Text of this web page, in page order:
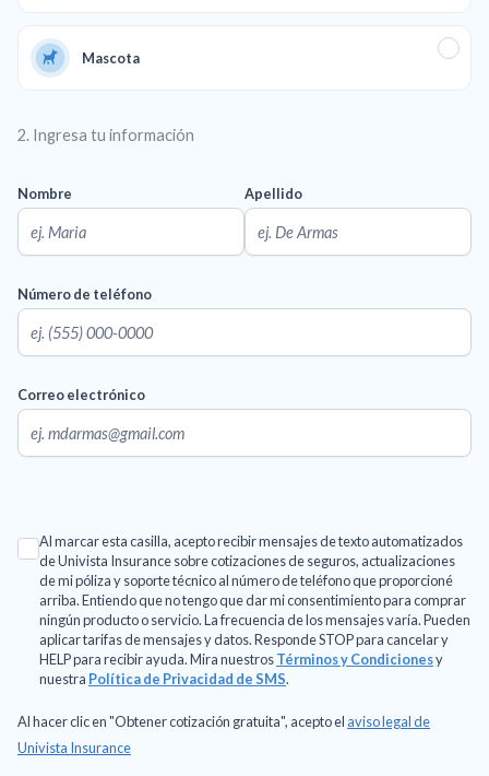
Mascota
2. Ingresa tu información
Nombre Apellido
Número de teléfono
Correo electrónico
Al marcar esta casilla, acepto recibir mensajes de texto automatizados
de Univista Insurance sobre cotizaciones de seguros, actualizaciones
de mi póliza y soporte técnico al número de teléfono que proporcioné
arriba. Entiendo que no tengo que dar mi consentimiento para comprar
ningún producto o servicio. La frecuencia de los mensajes varía. Pueden
aplicar tarifas de mensajes y datos. Responde STOP para cancelar y
HELP para recibir ayuda. Mira nuestrosTérminos y Condicionesy
nuestra Política de Privacidad de SMS.
Al hacer clic en "Obtener cotización gratuita", acepto el aviso legal de
Univista Insurance